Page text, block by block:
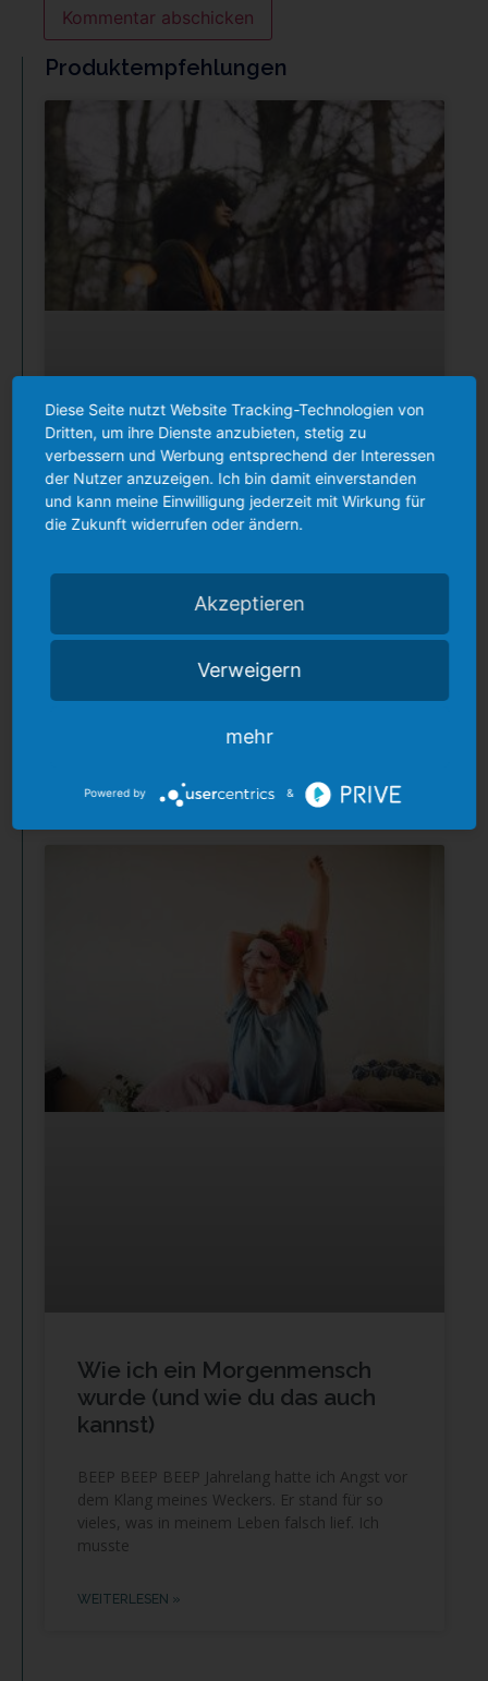
Produktempfehlungen
Wie du aufhörst, auf die
negative Stimme in deinem
Warum machen wir so oft die Dinge, die nicht
so wichtig sind, aber so selten die wichtigen
Wie ich ein Morgenmensch
wurde (und wie du das auch
kannst)
BEEP BEEP BEEP Jahrelang hatte ich Angst vor
dem Klang meines Weckers. Er stand für so
vieles, was in meinem Leben falsch lief. Ich
musste
WEITERLESEN »
Diese Seite nutzt Website Tracking-Technologien von
Dritten, um ihre Dienste anzubieten, stetig zu
verbessern und Werbung entsprechend der Interessen
der Nutzer anzuzeigen. Ich bin damit einverstanden
und kann meine Einwilligung jederzeit mit Wirkung für
die Zukunft widerrufen oder ändern.
Akzeptieren
Verweigern
mehr
Powered by &